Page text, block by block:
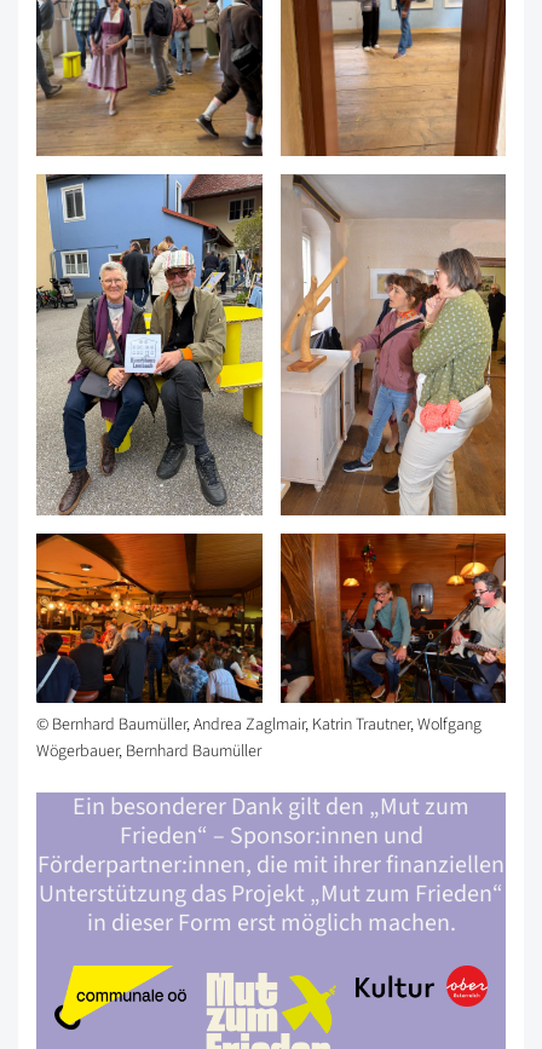
© Bernhard Baumüller, Andrea Zaglmair, Katrin Trautner, Wolfgang
Wögerbauer, Bernhard Baumüller
Ein besonderer Dank gilt den „Mut zum
Frieden“ – Sponsor:innen und
Förderpartner:innen, die mit ihrer finanziellen
Unterstützung das Projekt „Mut zum Frieden“
in dieser Form erst möglich machen.